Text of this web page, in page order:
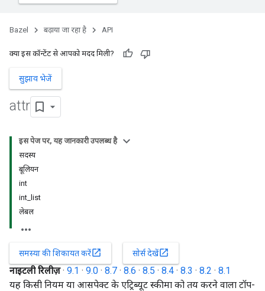
Bazel बढ़ाया जा रहा है API
क्या इस कॉन्टेंट से आपको मदद मिली?
सुझाव भेजें
attr
इस पेज पर, यह जानकारी उपलब्ध है
सदस्य
बूलियन
int
int_list
लेबल
समस्या की शिकायत करेंopen_in_new सोर्स देखेंopen_in_new
नाइटली रिलीज़ · 9.1 · 9.0 · 8.7 · 8.6 · 8.5 · 8.4 · 8.3 · 8.2 · 8.1
यह किसी नियम या आसपेक्ट के एट्रिब्यूट स्कीमा को तय करने वाला टॉप-